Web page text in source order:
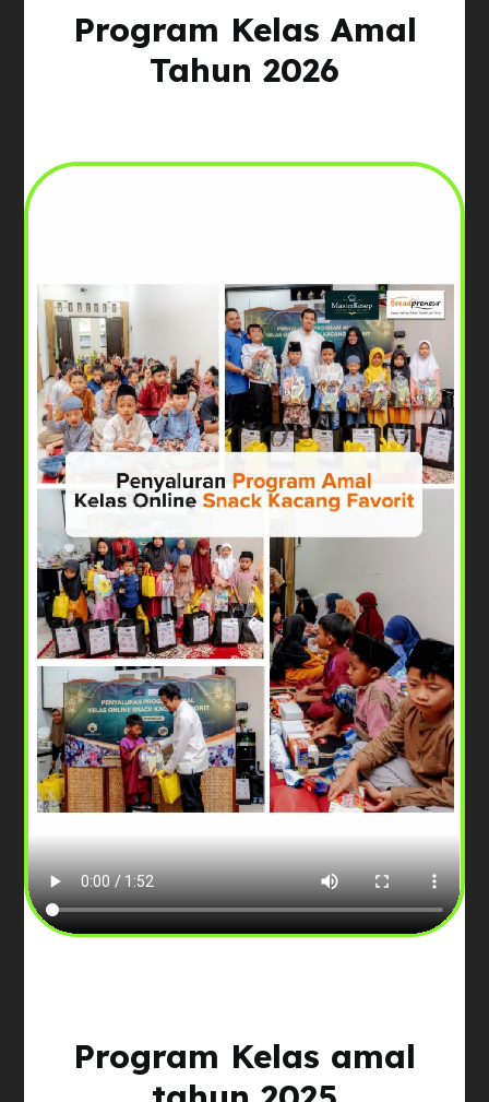
Program Kelas Amal
Tahun 2026
Program Kelas amal